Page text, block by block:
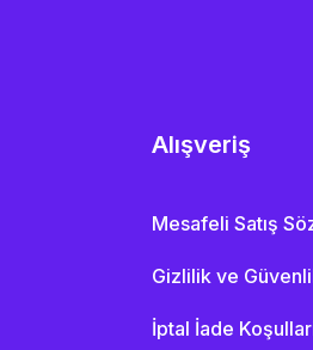
Alışveriş
Mesafeli Satış
Gizlilik ve
İptal İade